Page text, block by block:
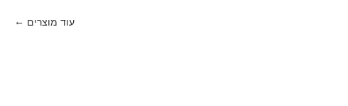
עוד מוצרים